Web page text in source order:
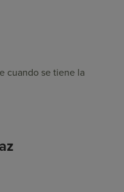
cuando se tiene la